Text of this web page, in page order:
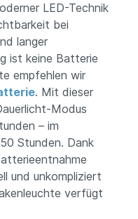
LED-Technik
bei
langer
ist keine Batterie
empfehlen wir
. Mit dieser
Modus
– im
Stunden. Dank
und unkompliziert
verfügt